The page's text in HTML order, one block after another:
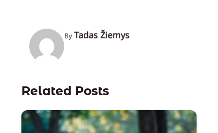
By Tadas Žiemys
Related Posts